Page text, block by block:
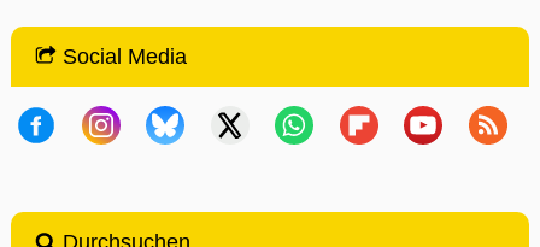
Social Media
Durchsuchen